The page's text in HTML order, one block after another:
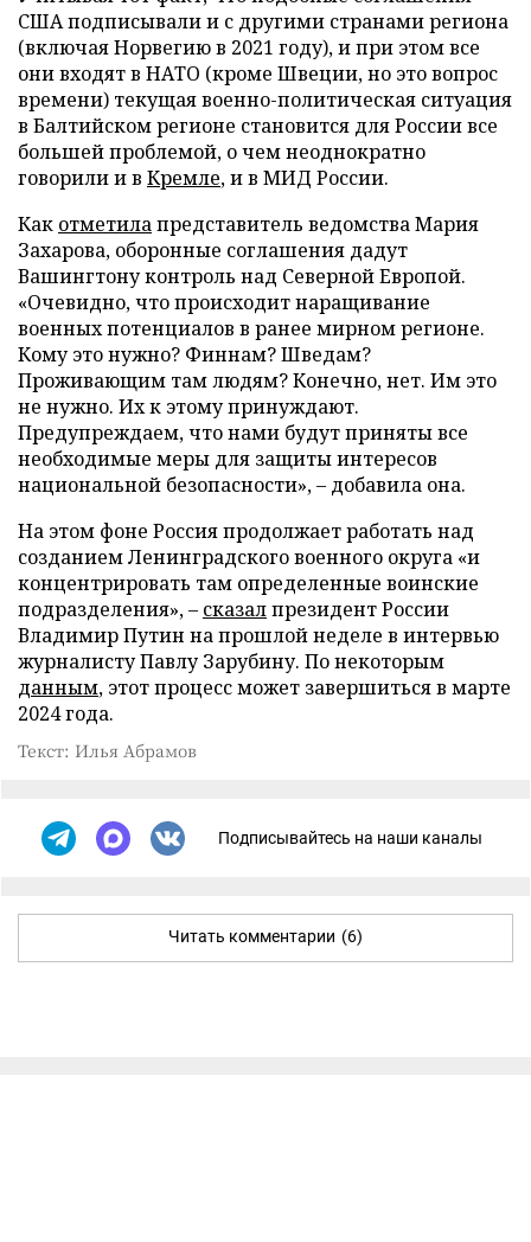
США подписывали и с другими странами региона
(включая Норвегию в 2021 году), и при этом все
они входят в НАТО (кроме Швеции, но это вопрос
времени) текущая военно-политическая ситуация
в Балтийском регионе становится для России все
большей проблемой, о чем неоднократно
говорили и в Кремле, и в МИД России.
Как отметилапредставитель ведомства Мария
Захарова, оборонные соглашения дадут
Вашингтону контроль над Северной Европой.
«Очевидно, что происходит наращивание
военных потенциалов в ранее мирном регионе.
Кому это нужно? Финнам? Шведам?
Проживающим там людям? Конечно, нет. Им это
не нужно. Их к этому принуждают.
Предупреждаем, что нами будут приняты все
необходимые меры для защиты интересов
национальной безопасности», – добавила она.
На этом фоне Россия продолжает работать над
созданием Ленинградского военного округа «и
концентрировать там определенные воинские
подразделения», – сказалпрезидент России
Владимир Путин на прошлой неделе в интервью
журналисту Павлу Зарубину. По некоторым
данным, этот процесс может завершиться в марте
2024 года.
Текст: Илья Абрамов
Подписывайтесь на наши каналы
Читать комментарии (6)